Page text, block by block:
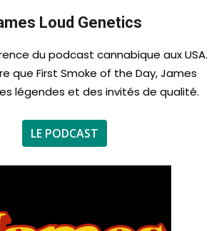
Loud Genetics
du podcast cannabique aux USA.
que First Smoke of the Day, James
légendes et des invités de qualité.
LE PODCAST